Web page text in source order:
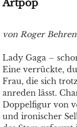
Artpop
von Roger
Lady Gaga –
Eine verrückte,
Frau, die sich
anreden lässt.
Doppelfigur von
und ironischer